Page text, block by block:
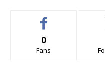
0
Fans